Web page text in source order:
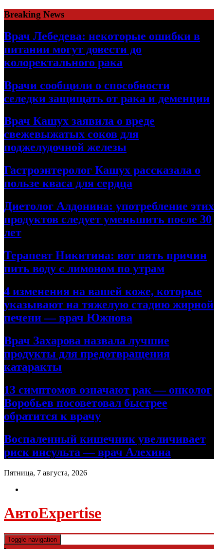
Skip
to
content
Breaking News
Врач Лебедева: некоторые ошибки в
питании могут довести до
колоректального рака
Врачи сообщили о способности
селедки защищать от рака и деменции
Врач Кашух заявила о вреде
свежевыжатых соков для
поджелудочной железы
Гастроэнтеролог Кашух рассказала о
пользе кваса для сердца
Диетолог Алдонина: употребление этих
продуктов следует уменьшить после 30
лет
Терапевт Никитина: вот пять причин
пить воду с лимоном по утрам
4 изменения на вашей коже, которые
указывают на тяжелую стадию жирной
печени — врач Южнова
Врач Захарова назвала лучшие
продукты для предотвращения
катаракты
13 симптомов означают рак — онколог
Воробьев посоветовал быстрее
обратится к врачу
Воспаленный кишечник увеличивает
риск инсульта — врач Алехина
Пятница, 7 августа, 2026
АвтоExpertise
Toggle navigation